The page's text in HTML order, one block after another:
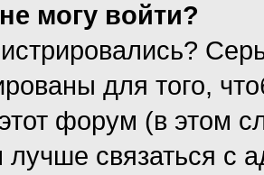
могу войти?
для того,
форум (в этом
лучше связаться с